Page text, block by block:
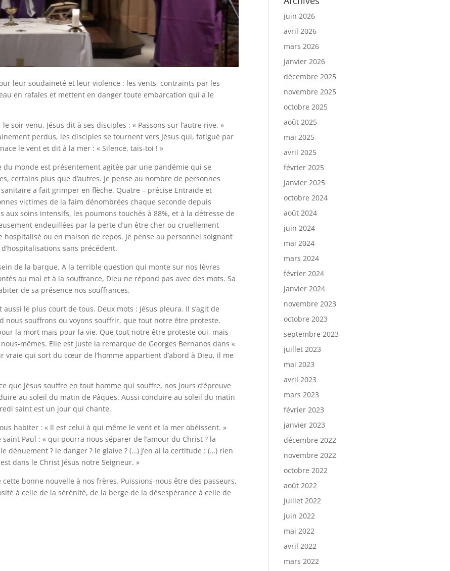
leur soudaineté et leur violence : les vents, contraints par les
en rafales et mettent en danger toute embarcation qui a le
soir venu, Jésus dit à ses disciples : « Passons sur l’autre rive. »
perdus, les disciples se tournent vers Jésus qui, fatigué par
le vent et dit à la mer : « Silence, tais-toi ! »
monde est présentement agitée par une pandémie qui se
certains plus que d’autres. Je pense au nombre de personnes
a fait grimper en flèche. Quatre – précise Entraide et
victimes de la faim dénombrées chaque seconde depuis
aux soins intensifs, les poumons touchés à 88%, et à la détresse de
endeuillées par la perte d’un être cher ou cruellement
ou en maison de repos. Je pense au personnel soignant
sans précédent.
de la barque. A la terrible question qui monte sur nos lèvres
au mal et à la souffrance, Dieu ne répond pas avec des mots. Sa
de sa présence nos souffrances.
le plus court de tous. Deux mots : Jésus pleura. Il s’agit de
nous souffrons ou voyons souffrir, que tout notre être proteste.
la mort mais pour la vie. Que tout notre être proteste oui, mais
mêmes. Elle est juste la remarque de Georges Bernanos dans «
vraie qui sort du cœur de l’homme appartient d’abord à Dieu, il me
que Jésus souffre en tout homme qui souffre, nos jours d’épreuve
au soleil du matin de Pâques. Aussi conduire au soleil du matin
saint est un jour qui chante.
habiter : « Il est celui à qui même le vent et la mer obéissent. »
Paul : « qui pourra nous séparer de l’amour du Christ ? la
dénuement ? le danger ? le glaive ? (…) J’en ai la certitude : (…) rien
dans le Christ Jésus notre Seigneur. »
bonne nouvelle à nos frères. Puissions-nous être des passeurs,
à celle de la sérénité, de la berge de la désespérance à celle de
juin 2026
avril 2026
mars 2026
janvier 2026
décembre 2025
novembre 2025
octobre 2025
août 2025
mai 2025
avril 2025
février 2025
janvier 2025
octobre 2024
août 2024
juin 2024
mai 2024
mars 2024
février 2024
janvier 2024
novembre 2023
octobre 2023
septembre 2023
juillet 2023
mai 2023
avril 2023
mars 2023
février 2023
janvier 2023
décembre 2022
novembre 2022
octobre 2022
août 2022
juillet 2022
juin 2022
mai 2022
avril 2022
mars 2022